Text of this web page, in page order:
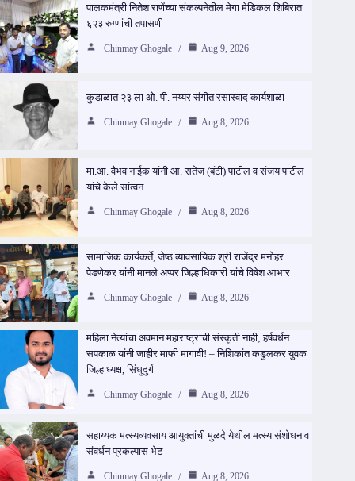
पालकमंत्री नितेश राणेंच्या संकल्पनेतील मेगा मेडिकल शिबिरात
६२३ रुग्णांची तपासणी
Chinmay Ghogale Aug 9, 2026
कुडाळात २३ ला ओ. पी. नय्यर संगीत रसास्वाद कार्यशाळा
Chinmay Ghogale Aug 8, 2026
मा.आ. वैभव नाईक यांनी आ. सतेज (बंटी) पाटील व संजय पाटील
यांचे केले सांत्वन
Chinmay Ghogale Aug 8, 2026
सामाजिक कार्यकर्ते, जेष्ठ व्यावसायिक श्री राजेंद्र मनोहर
पेडणेकर यांनी मानले अप्पर जिल्हाधिकारी यांचे विषेश आभार
Chinmay Ghogale Aug 8, 2026
महिला नेत्यांचा अवमान महाराष्ट्राची संस्कृती नाही; हर्षवर्धन
सपकाळ यांनी जाहीर माफी मागावी! – निशिकांत कडुलकर युवक
जिल्हाध्यक्ष, सिंधुदुर्ग
Chinmay Ghogale Aug 8, 2026
सहाय्यक मत्स्यव्यवसाय आयुक्तांची मुळदे येथील मत्स्य संशोधन व
संवर्धन प्रकल्पास भेट
Chinmay Ghogale Aug 8, 2026